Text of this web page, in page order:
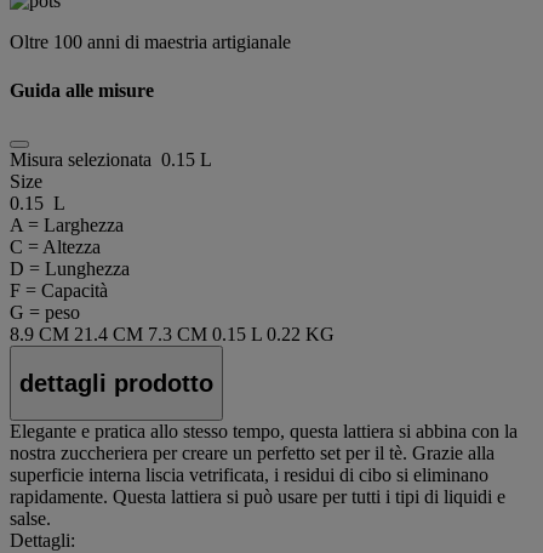
Oltre 100 anni di maestria artigianale
Guida alle misure
Misura selezionata 0.15 L
Size
0.15 L
A = Larghezza
C = Altezza
D = Lunghezza
F = Capacità
G = peso
8.9 CM 21.4 CM 7.3 CM 0.15 L 0.22 KG
dettagli prodotto
Elegante e pratica allo stesso tempo, questa lattiera si abbina con la
nostra zuccheriera per creare un perfetto set per il tè. Grazie alla
superficie interna liscia vetrificata, i residui di cibo si eliminano
rapidamente. Questa lattiera si può usare per tutti i tipi di liquidi e
salse.
Dettagli: